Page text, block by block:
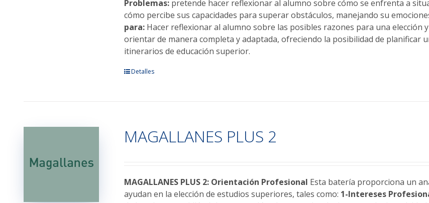
Problemas: pretende hacer reflexionar al alumno sobre cómo se enfrenta a
cómo percibe sus capacidades para superar obstáculos, manejando su
para: Hacer reflexionar al alumno sobre las posibles razones para una
orientar de manera completa y adaptada, ofreciendo la posibilidad de planificar
itinerarios de educación superior.
Detalles
MAGALLANES PLUS 2
MAGALLANES PLUS 2: Orientación Profesional Esta batería proporciona un
ayudan en la elección de estudios superiores, tales como: 1-Intereses